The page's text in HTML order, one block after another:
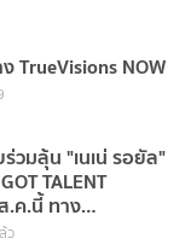
TrueVisions NOW
วมลุ้น "เนเน่ รอยัล"
TALENT
.ค.นี้ ทาง
ว